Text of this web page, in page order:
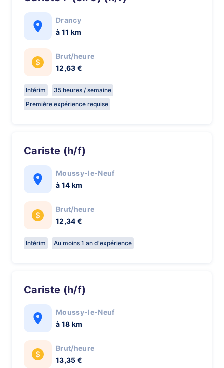
Drancy
à 11 km
Brut/heure
12,63 €
Intérim
35 heures / semaine
Première expérience requise
Cariste (h/f)
Moussy-le-Neuf
à 14 km
Brut/heure
12,34 €
Intérim Au moins 1 an d'expérience
Cariste (h/f)
Moussy-le-Neuf
à 18 km
Brut/heure
13,35 €